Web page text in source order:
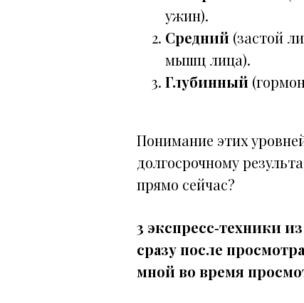
ужин).
Средний (застой
мышц лица).
Глубинный
Понимание этих
долгосрочному
прямо сейчас?
3 экспресс‑техники
сразу после
мной во время